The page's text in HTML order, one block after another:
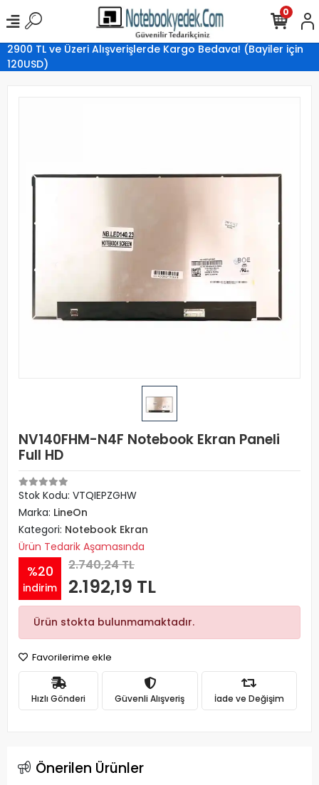
2900 TL ve Üzeri Alışverişlerde Kargo Bedava! (Bayiler için
120USD)
0
NV140FHM-N4F Notebook Ekran Paneli
Full HD
Stok Kodu: VTQIEPZGHW
Marka: LineOn
Kategori: Notebook Ekran
Ürün Tedarik Aşamasında
%20
indirim
2.740,24 TL
2.192,19 TL
Ürün stokta bulunmamaktadır.
Favorilerime ekle
Hızlı Gönderi Güvenli Alışveriş İade ve Değişim
Önerilen Ürünler